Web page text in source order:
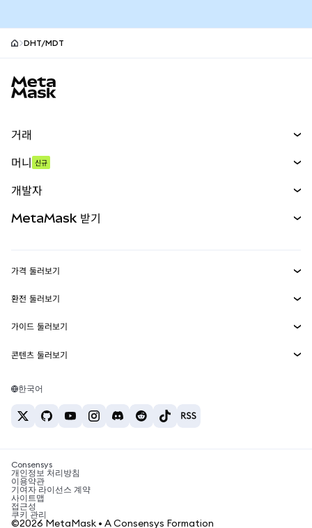
DHT/MDT
거래
무기한 선물
실물자산
머니 신규
개발자
MetaMask Connect
Snaps
웹3 서비스
MetaMask 받기
보안
고객 지원
채용
가격 둘러보기
이더리움 가격
솔라나 가격
테더 가격
환전 둘러보기
ETH를 USD로 환전
USDT를 INR로 환전
BTC를 INR로 환전
ETH를 USDT로 환전
가이드 둘러보기
ETH 매수
USDT 매수
SHIB 매수
BNB 매수
콘텐츠 둘러보기
솔라나 지갑
암호화폐 세금 뉴스
암호화폐 매수 방법
비트코인 매도 방법
한국어
Consensys
개인정보 처리방침
이용약관
기여자 라이선스 계약
사이트맵
접근성
쿠키 관리
©2026 MetaMask • A Consensys Formation